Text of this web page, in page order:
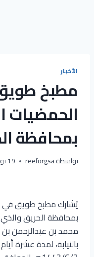
الأخبار
مطبخ
بمحافظة
بواسطةreeforgsa 19 يونيو، 2022
يُشارك مطبخ طويق في
بمحافظة الحريق والذي‬
محمد بن عبدالرحمن بن
بالنيابة، لمدة عشرة